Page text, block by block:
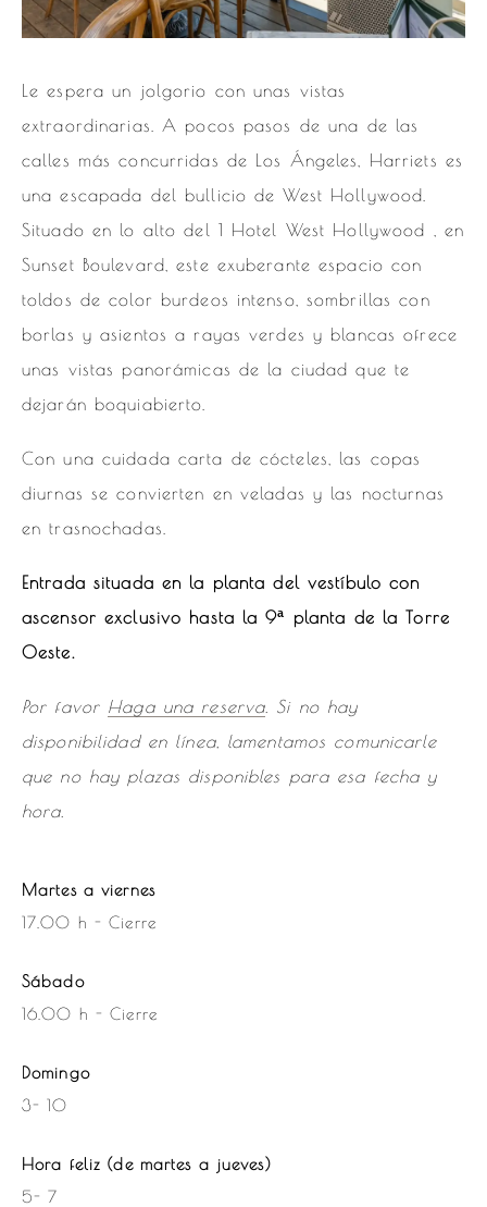
Le espera un jolgorio con unas vistas
extraordinarias. A pocos pasos de una de las
calles más concurridas de Los Ángeles, Harriets es
una escapada del bullicio de West Hollywood.
Situado en lo alto del 1 Hotel West Hollywood , en
Sunset Boulevard, este exuberante espacio con
toldos de color burdeos intenso, sombrillas con
borlas y asientos a rayas verdes y blancas ofrece
unas vistas panorámicas de la ciudad que te
dejarán boquiabierto.
Con una cuidada carta de cócteles, las copas
diurnas se convierten en veladas y las nocturnas
en trasnochadas.
Entrada situada en la planta del vestíbulo con
ascensor exclusivo hasta la 9ª planta de la Torre
Oeste.
Por favor Haga una reserva . Si no hay
disponibilidad en línea, lamentamos comunicarle
que no hay plazas disponibles para esa fecha y
hora.
Martes a viernes
17.00 h - Cierre
Sábado
16.00 h - Cierre
Domingo
3- 10
Hora feliz (de martes a jueves)
5- 7